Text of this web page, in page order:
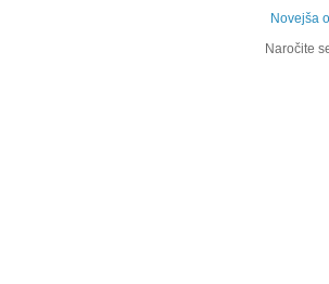
Novejša
Naročite